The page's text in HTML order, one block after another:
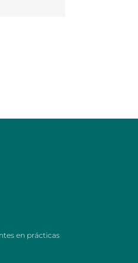
en prácticas